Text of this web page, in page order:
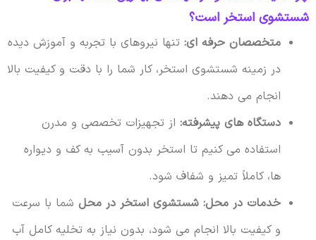
شستشوی استخر است؟
متخصصان حرفه ای:تنها نیروهای با تجربه و آموزش دیده
در زمینه شستشوی استخر، کار شما را با دقت و کیفیت بالا
انجام می دهند.
دستگاه های پیشرفته:از تجهیزات تخصصی و مدرن
استفاده می کنیم تا استخر بدون آسیب به کف و دیواره
ها، کاملاً تمیز و شفاف شود.
خدمات در محل: شستشوی استخر در محلشما با سرعت
و کیفیت بالا انجام می شود، بدون نیاز به تخلیه کامل آب